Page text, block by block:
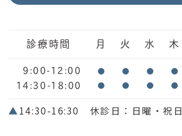
診療時間 月 火 水 木
9:00-12:00 ● ● ● ●
14:30-18:00 ● ● ● ●
▲14:30-16:30 休診日：日曜・祝日